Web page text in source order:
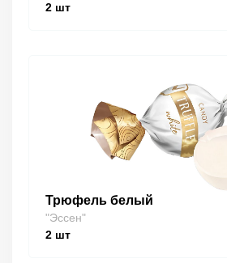
2 шт
Трюфель белый
"Эссен"
2 шт